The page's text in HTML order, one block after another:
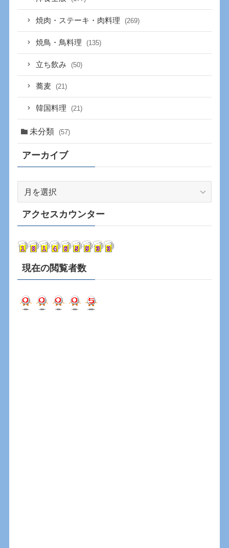
焼肉・ステーキ・肉料理 (269)
焼鳥・鳥料理 (135)
立ち飲み (50)
蕎麦 (21)
韓国料理 (21)
未分類 (57)
アーカイブ
カ
イ
アクセスカウンター
現在の閲覧者数